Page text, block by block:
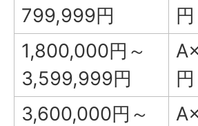
799,999円
円
1,800,000円～
3,599,999円
円
3,600,000円～